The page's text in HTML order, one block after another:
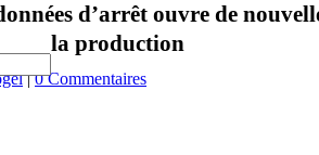
d’arrêt ouvre de
la production
| 0 Commentaires